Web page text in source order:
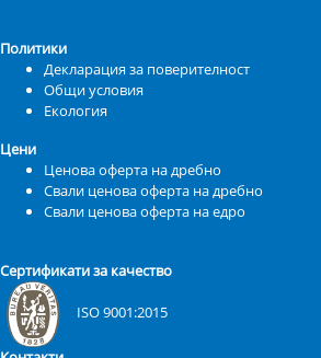
Политики
Декларация за поверителност
Общи условия
Екология
Цени
Ценова оферта на дребно
Свали ценова оферта на дребно
Свали ценова оферта на едро
Сертификати за качество
ISO 9001:2015